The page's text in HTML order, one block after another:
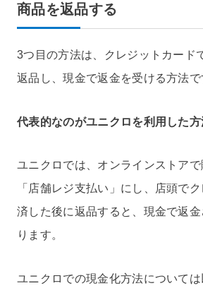
商品を返品する
3つ目の方法は、クレジットカード
返品し、現金で返金を受ける方法で
代表的なのがユニクロを利用した方
ユニクロでは、オンラインストア
「店舗レジ支払い」にし、店頭で
済した後に返品すると、現金で返
ります。
ユニクロでの現金化方法について